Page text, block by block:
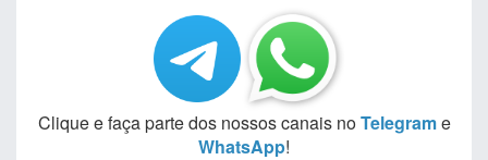
Clique e faça parte dos nossos canais noTelegrame
WhatsApp!